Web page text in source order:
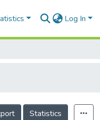
Log In
Statistics